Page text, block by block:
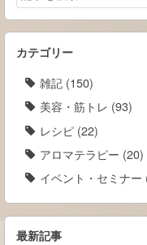
カテゴリー
雑記 (150)
美容・筋トレ (93)
レシピ (22)
アロマテラピー (20)
イベント・セミナー
最新記事